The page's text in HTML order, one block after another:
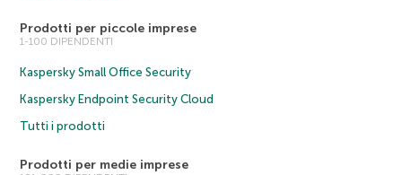
Prodotti per piccole imprese
1-100 DIPENDENTI
Kaspersky Small Office Security
Kaspersky Endpoint Security Cloud
Tutti i prodotti
Prodotti per medie imprese